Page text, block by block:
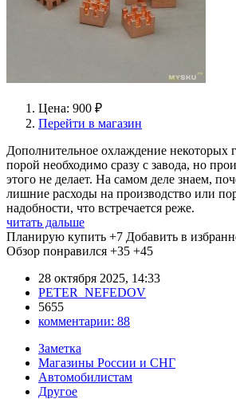
Цена: 900 ₽
Перейти в магазин
Дополнительное охлаждение некоторых
порой необходимо сразу с завода, но
этого не делает. На самом деле знаем,
лишние расходы на производство или
надобности, что встречается реже.
читать дальше
Планирую купить +7 Добавить в
Обзор понравился +35 +45
28 октября 2025, 14:33
PETER_NEFEDOV
5655
комментарии: 88
Заметка
Магазины России и СНГ
Автомобилистам
Другое